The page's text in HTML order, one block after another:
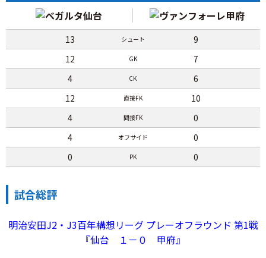
13 シュート
9
12
GK
7
4
CK
6
12
直接FK
10
4
間接FK
0
4
オフサイド
0
0
PK 0
試合総評
明治安田J2・J3百年構想リーグ プレーオフラウンド 第1戦
『仙台 １－０ 甲府』